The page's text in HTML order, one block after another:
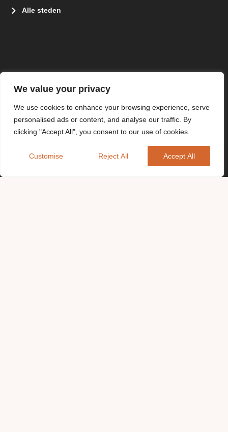
We value your privacy
We use cookies to enhance your browsing experience, serve
personalised ads or content, and analyse our traffic. By
clicking "Accept All", you consent to our use of cookies.
Customise Reject All Accept All
Alle steden